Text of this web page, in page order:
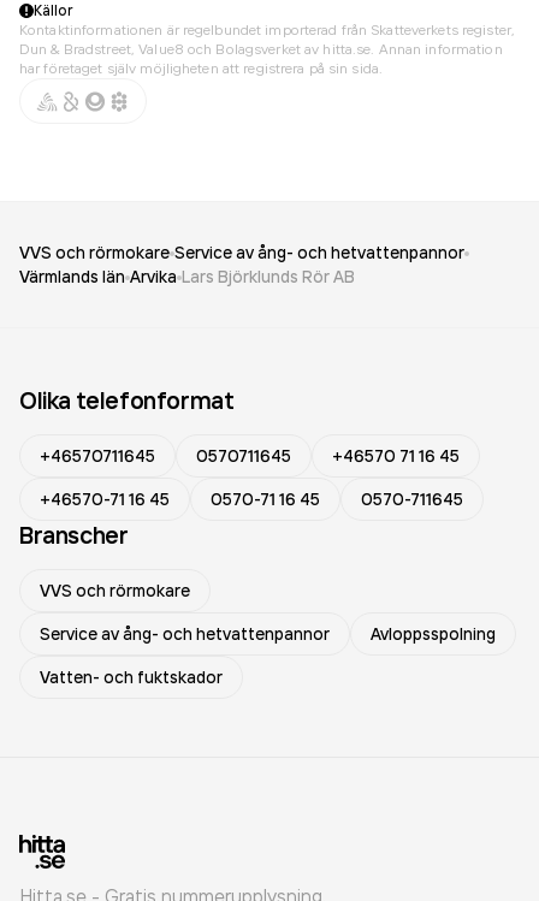
Källor
Kontaktinformationen är regelbundet importerad från Skatteverkets register,
Dun & Bradstreet, Value8 och Bolagsverket av hitta.se. Annan information
har företaget själv möjligheten att registrera på sin sida.
VVS och rörmokare Service av ång- och hetvattenpannor
Värmlands län Arvika Lars Björklunds Rör AB
Olika telefonformat
+46570711645 0570711645
+46570 71 16 45
+46570-71 16 45
0570-71 16 45 0570-711645
Branscher
VVS och rörmokare
Service av ång- och hetvattenpannor
Avloppsspolning
Vatten- och fuktskador
Hitta.se - Gratis nummerupplysning.